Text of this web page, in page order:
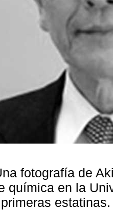
fotografía de
química en la